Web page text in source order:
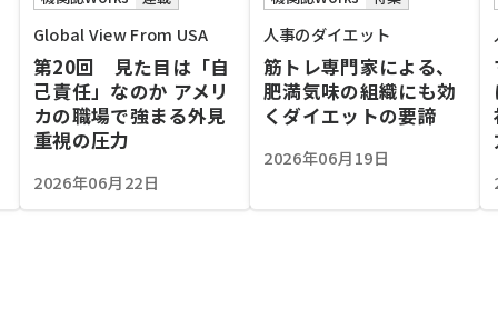
Global View From USA
第20回 見た目は「自
己責任」なのか アメリ
カの職場で強まる外見
重視の圧力
2026年06月22日
人事のダイエット
筋トレ専門家による、
肥満気味の組織にも効
くダイエットの要諦
2026年06月19日